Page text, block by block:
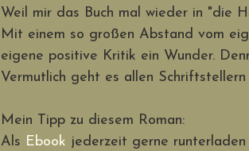
Weil mir das Buch mal wieder in "die
Mit einem so großen Abstand vom
eigene positive Kritik ein Wunder.
Vermutlich geht es allen Schriftstellern
Mein Tipp zu diesem Roman:
Als Ebook jederzeit gerne